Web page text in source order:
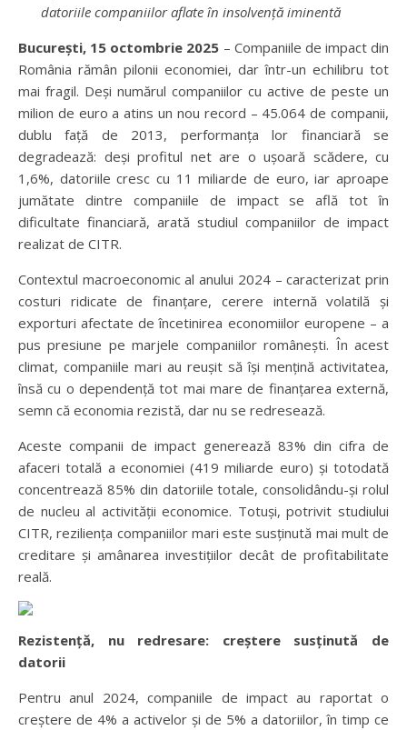
datoriile companiilor aflate în insolvență iminentă
București, 15 octombrie 2025 – Companiile de impact din
România rămân pilonii economiei, dar într-un echilibru tot
mai fragil. Deși numărul companiilor cu active de peste un
milion de euro a atins un nou record – 45.064 de companii,
dublu față de 2013, performanța lor financiară se
degradează: deși profitul net are o ușoară scădere, cu
1,6%, datoriile cresc cu 11 miliarde de euro, iar aproape
jumătate dintre companiile de impact se află tot în
dificultate financiară, arată studiul companiilor de impact
realizat de CITR.
Contextul macroeconomic al anului 2024 – caracterizat prin
costuri ridicate de finanțare, cerere internă volatilă și
exporturi afectate de încetinirea economiilor europene – a
pus presiune pe marjele companiilor românești. În acest
climat, companiile mari au reușit să își mențină activitatea,
însă cu o dependență tot mai mare de finanțarea externă,
semn că economia rezistă, dar nu se redresează.
Aceste companii de impact generează 83% din cifra de
afaceri totală a economiei (419 miliarde euro) și totodată
concentrează 85% din datoriile totale, consolidându-și rolul
de nucleu al activității economice. Totuși, potrivit studiului
CITR, reziliența companiilor mari este susținută mai mult de
creditare și amânarea investițiilor decât de profitabilitate
reală.
Rezistență, nu redresare: creștere susținută de
datorii
Pentru anul 2024, companiile de impact au raportat o
creștere de 4% a activelor și de 5% a datoriilor, în timp ce